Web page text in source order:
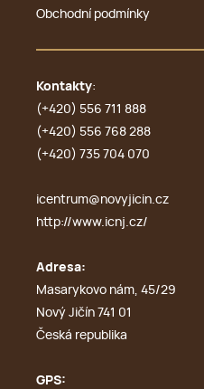
Obchodní podmínky
Kontakty:
(+420) 556 711 888
(+420) 556 768 288
(+420) 735 704 070
icentrum@novyjicin.cz
http://www.icnj.cz/
Adresa:
Masarykovo nám, 45/29
Nový Jičín 741 01
Česká republika
GPS: